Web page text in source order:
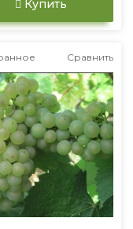
Купить
Сравнить